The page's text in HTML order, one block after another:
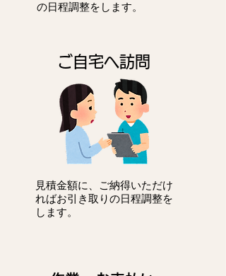
の日程調整をします。
ご自宅へ訪問
見積金額に、ご納得いただけ
ればお引き取りの日程調整を
します。